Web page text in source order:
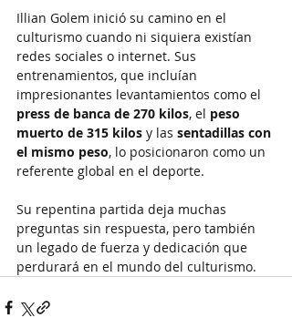
Illian Golem inició su camino en el
culturismo cuando ni siquiera existían
redes sociales o internet. Sus
entrenamientos, que incluían
impresionantes levantamientos como el
press de banca de 270 kilos, el peso
muerto de 315 kilos y las sentadillas con
el mismo peso, lo posicionaron como un
referente global en el deporte.
Su repentina partida deja muchas
preguntas sin respuesta, pero también
un legado de fuerza y dedicación que
perdurará en el mundo del culturismo.